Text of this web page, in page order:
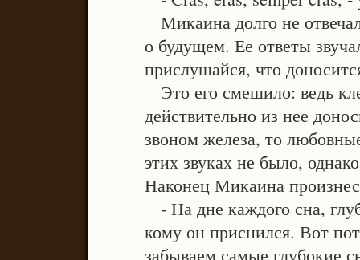
Микаина долго не
о будущем. Ее ответы
прислушайся, что
Это его смешило: ведь
действительно из нее
звоном железа, то
этих звуках не было,
Наконец Микаина
- На дне каждого сна,
кому он приснился. Вот
забываем самые глубокие